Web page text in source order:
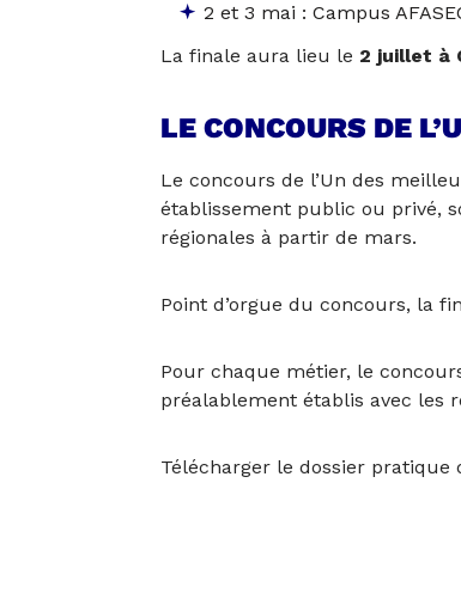
2 et 3 mai : Campus
La finale aura lieu le 2 juillet à
LE CONCOURS DE
Le concours de l’Un des
établissement public ou privé,
régionales à partir de mars.
Point d’orgue du concours, la
Pour chaque métier, le
préalablement établis avec les
Télécharger le dossier pratique